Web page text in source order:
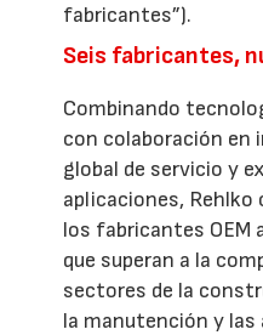
fabricantes”).
Seis fabricantes,
Combinando
con colaboración en
global de servicio y
aplicaciones, Rehlko
los fabricantes OEM
que superan a la
sectores de la
la manutención y las